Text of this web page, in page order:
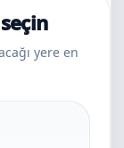
yere en